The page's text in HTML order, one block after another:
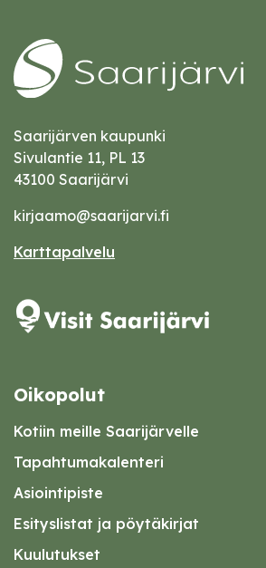
Saarijärven kaupunki
Sivulantie 11, PL 13
43100 Saarijärvi
kirjaamo@saarijarvi.fi
Karttapalvelu
Oikopolut
Kotiin meille Saarijärvelle
Tapahtumakalenteri
Asiointipiste
Esityslistat ja pöytäkirjat
Kuulutukset